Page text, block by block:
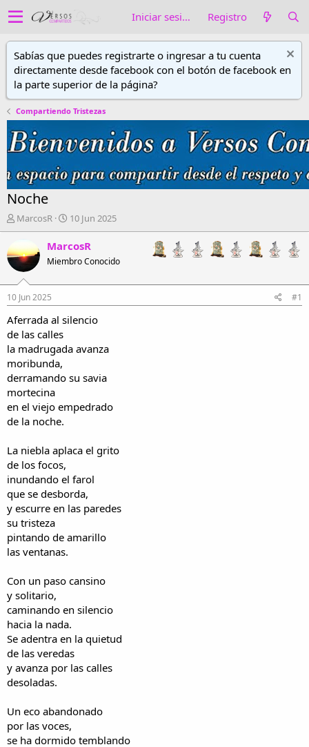
Iniciar sesión Registro
Sabías que puedes registrarte o ingresar a tu cuenta
directamente desde facebook con el botón de facebook en
la parte superior de la página?
Compartiendo Tristezas
Noche
A
u
o
r
d
e
h
i
o
MarcosR
F
e
c
h
a
i
n
i
10 Jun 2025
MarcosR
Miembro Conocido
10 Jun 2025 #1
Aferrada al silencio
de las calles
la madrugada avanza
moribunda,
derramando su savia
mortecina
en el viejo empedrado
de la noche.
La niebla aplaca el grito
de los focos,
inundando el farol
que se desborda,
y escurre en las paredes
su tristeza
pintando de amarillo
las ventanas.
Con un paso cansino
y solitario,
caminando en silencio
hacia la nada.
Se adentra en la quietud
de las veredas
y avanza por las calles
desoladas.
Un eco abandonado
por las voces,
se ha dormido temblando